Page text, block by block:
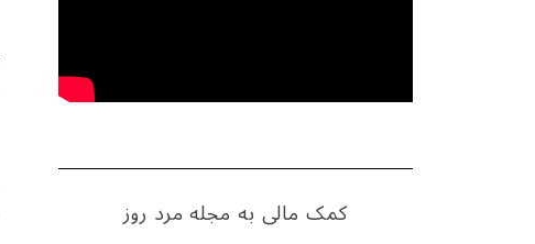
کمک مالی به مجله مرد روز